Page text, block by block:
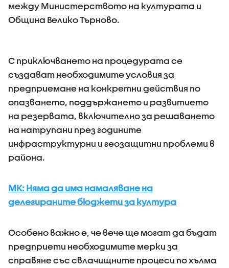
между Министерството на културата и
Община Велико Търново.
С приключването на процедурата се
създават необходимите условия за
предприемане на конкретни действия по
опазването, поддържането и развитието
на резервата, включително за решаването
на натрупани през годините
инфраструктурни и геозащитни проблеми в
района.
МК: Няма да има намаляване на
делегираните бюджети за култура
Особено важно е, че вече ще могат да бъдат
предприети необходимите мерки за
справяне със свлачищните процеси по хълма